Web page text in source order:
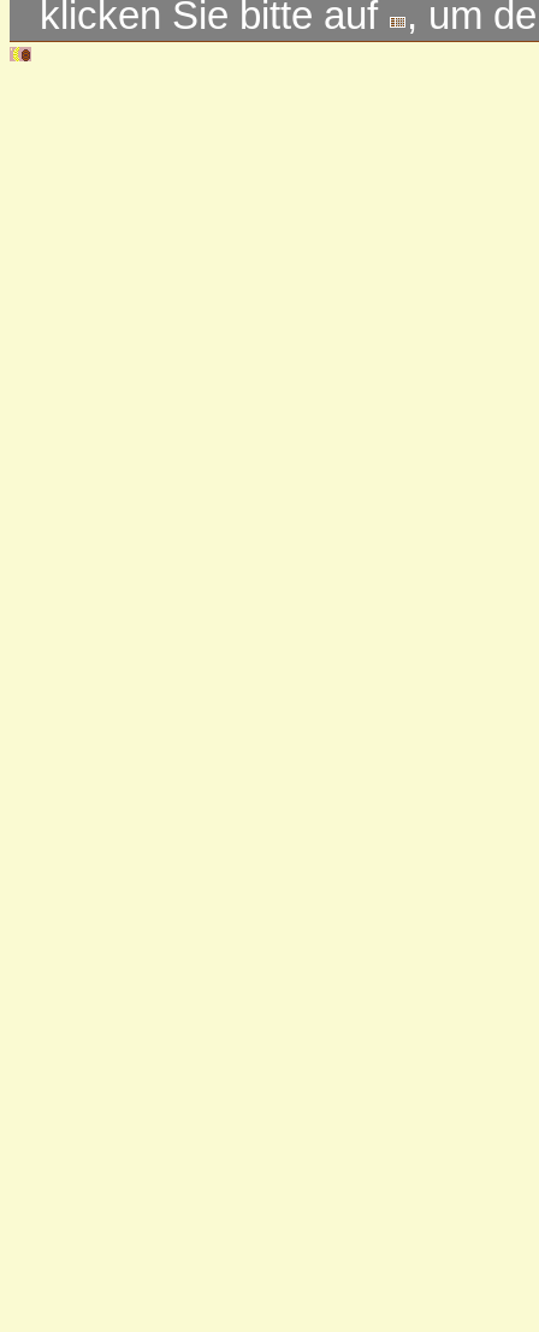
klicken Sie bitte auf , um